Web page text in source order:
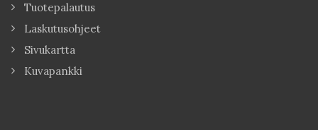
Tuotepalautus
Laskutusohjeet
Sivukartta
Kuvapankki